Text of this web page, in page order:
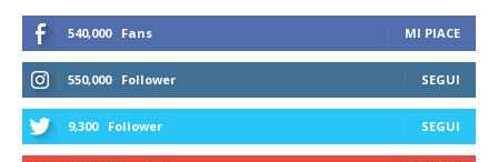
540,000 Fans MI PIACE
550,000 Follower SEGUI
9,300 Follower SEGUI